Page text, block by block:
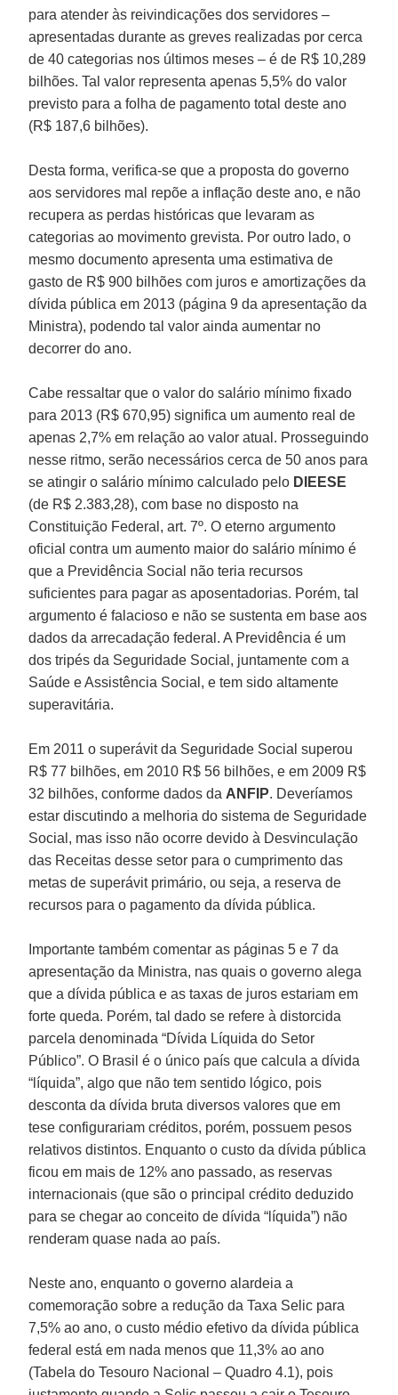
para atender às reivindicações dos servidores –
apresentadas durante as greves realizadas por cerca
de 40 categorias nos últimos meses – é de R$ 10,289
bilhões. Tal valor representa apenas 5,5% do valor
previsto para a folha de pagamento total deste ano
(R$ 187,6 bilhões).
Desta forma, verifica-se que a proposta do governo
aos servidores mal repõe a inflação deste ano, e não
recupera as perdas históricas que levaram as
categorias ao movimento grevista. Por outro lado, o
mesmo documento apresenta uma estimativa de
gasto de R$ 900 bilhões com juros e amortizações da
dívida pública em 2013 (página 9 da apresentação da
Ministra), podendo tal valor ainda aumentar no
decorrer do ano.
Cabe ressaltar que o valor do salário mínimo fixado
para 2013 (R$ 670,95) significa um aumento real de
apenas 2,7% em relação ao valor atual. Prosseguindo
nesse ritmo, serão necessários cerca de 50 anos para
se atingir o salário mínimo calculado pelo DIEESE
(de R$ 2.383,28), com base no disposto na
Constituição Federal, art. 7º. O eterno argumento
oficial contra um aumento maior do salário mínimo é
que a Previdência Social não teria recursos
suficientes para pagar as aposentadorias. Porém, tal
argumento é falacioso e não se sustenta em base aos
dados da arrecadação federal. A Previdência é um
dos tripés da Seguridade Social, juntamente com a
Saúde e Assistência Social, e tem sido altamente
superavitária.
Em 2011 o superávit da Seguridade Social superou
R$ 77 bilhões, em 2010 R$ 56 bilhões, e em 2009 R$
32 bilhões, conforme dados da ANFIP. Deveríamos
estar discutindo a melhoria do sistema de Seguridade
Social, mas isso não ocorre devido à Desvinculação
das Receitas desse setor para o cumprimento das
metas de superávit primário, ou seja, a reserva de
recursos para o pagamento da dívida pública.
Importante também comentar as páginas 5 e 7 da
apresentação da Ministra, nas quais o governo alega
que a dívida pública e as taxas de juros estariam em
forte queda. Porém, tal dado se refere à distorcida
parcela denominada “Dívida Líquida do Setor
Público”. O Brasil é o único país que calcula a dívida
“líquida”, algo que não tem sentido lógico, pois
desconta da dívida bruta diversos valores que em
tese configurariam créditos, porém, possuem pesos
relativos distintos. Enquanto o custo da dívida pública
ficou em mais de 12% ano passado, as reservas
internacionais (que são o principal crédito deduzido
para se chegar ao conceito de dívida “líquida”) não
renderam quase nada ao país.
Neste ano, enquanto o governo alardeia a
comemoração sobre a redução da Taxa Selic para
7,5% ao ano, o custo médio efetivo da dívida pública
federal está em nada menos que 11,3% ao ano
(Tabela do Tesouro Nacional – Quadro 4.1), pois